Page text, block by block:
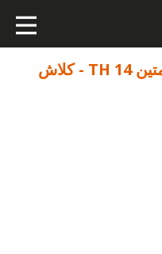
تصميم قاعدة دفاع مضاد لنجمتين TH 14 - كلاش